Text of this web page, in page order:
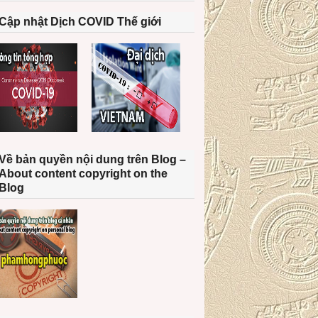
nhật Dịch COVID Thế giới
bản quyền nội dung trên Blog –
content copyright on the